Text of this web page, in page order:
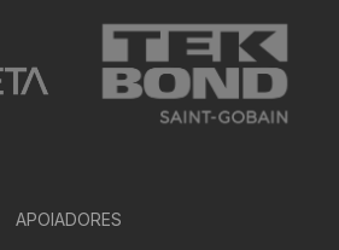
APOIADORES